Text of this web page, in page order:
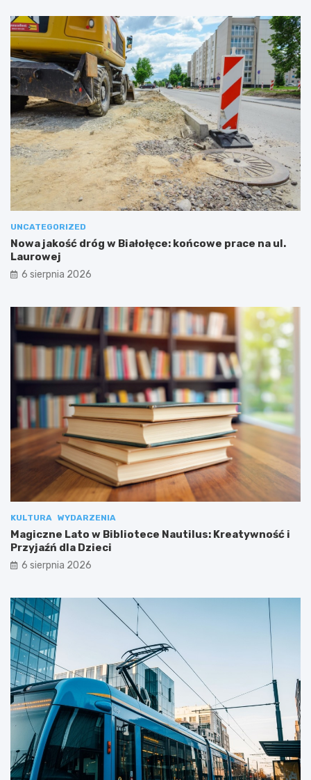
UNCATEGORIZED
Nowa jakość dróg w Białołęce: końcowe prace na ul.
Laurowej
6 sierpnia 2026
KULTURA WYDARZENIA
Magiczne Lato w Bibliotece Nautilus: Kreatywność i
Przyjaźń dla Dzieci
6 sierpnia 2026